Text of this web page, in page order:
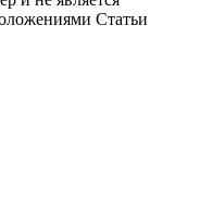
Статьи